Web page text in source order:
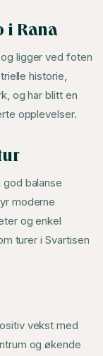
i Rana
ligger ved foten
historie,
og har blitt en
opplevelser.
balanse
moderne
og enkel
turer i Svartisen
vekst med
og økende